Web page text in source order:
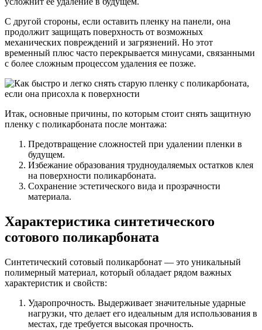
С другой стороны, если оставить пленку на панели, она
продолжит защищать поверхность от возможных
механических повреждений и загрязнений. Но этот
временный плюс часто перекрывается минусами, связанными
с более сложным процессом удаления ее позже.
Итак, основные причины, по которым стоит снять защитную
пленку с поликарбоната после монтажа:
Предотвращение сложностей при удалении пленки в
будущем.
Избежание образования трудноудаляемых остатков клея
на поверхности поликарбоната.
Сохранение эстетического вида и прозрачности
материала.
Характеристика синтетического
сотового поликарбоната
Синтетический сотовый поликарбонат — это уникальный
полимерный материал, который обладает рядом важных
характеристик и свойств:
Ударопрочность. Выдерживает значительные ударные
нагрузки, что делает его идеальным для использования в
местах, где требуется высокая прочность.